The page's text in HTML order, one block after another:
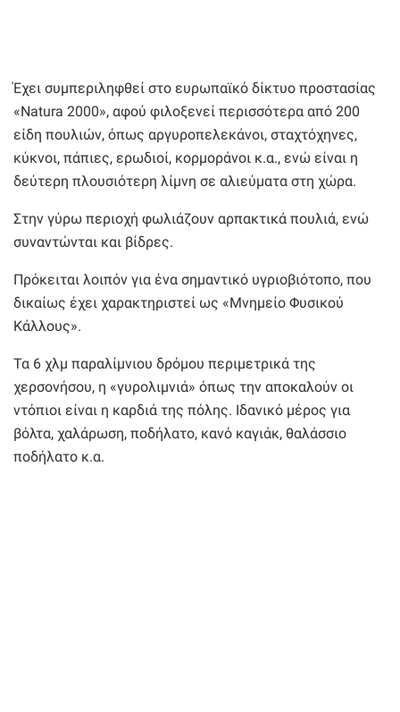
Έχει συμπεριληφθεί στο ευρωπαϊκό δίκτυο προστασίας
«Natura 2000», αφού φιλοξενεί περισσότερα από 200
είδη πουλιών, όπως αργυροπελεκάνοι, σταχτόχηνες,
κύκνοι, πάπιες, ερωδιοί, κορμοράνοι κ.α., ενώ είναι η
δεύτερη πλουσιότερη λίμνη σε αλιεύματα στη χώρα.
Στην γύρω περιοχή φωλιάζουν αρπακτικά πουλιά, ενώ
συναντώνται και βίδρες.
Πρόκειται λοιπόν για ένα σημαντικό υγριοβιότοπο, που
δικαίως έχει χαρακτηριστεί ως «Μνημείο Φυσικού
Κάλλους».
Τα 6 χλμ παραλίμνιου δρόμου περιμετρικά της
χερσονήσου, η «γυρολιμνιά» όπως την αποκαλούν οι
ντόπιοι είναι η καρδιά της πόλης. Ιδανικό μέρος για
βόλτα, χαλάρωση, ποδήλατο, κανό καγιάκ, θαλάσσιο
ποδήλατο κ.α.